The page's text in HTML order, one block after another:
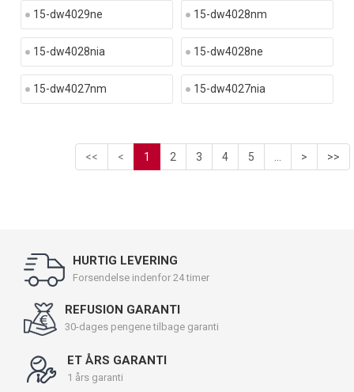
15-dw4029ne 15-dw4028nm
15-dw4028nia 15-dw4028ne
15-dw4027nm 15-dw4027nia
<< < 1 2 3 4 5 > >>
HURTIG LEVERING
Forsendelse indenfor 24 timer
REFUSION GARANTI
30-dages pengene tilbage garanti
ET ÅRS GARANTI
1 års garanti